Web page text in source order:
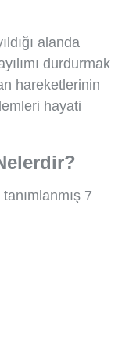
alanda
durdurmak
hareketlerinin
hayati
7